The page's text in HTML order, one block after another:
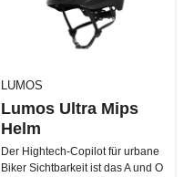
LUMOS
Lumos Ultra Mips
Helm
Der Hightech-Copilot für urbane
Biker Sichtbarkeit ist das A und O